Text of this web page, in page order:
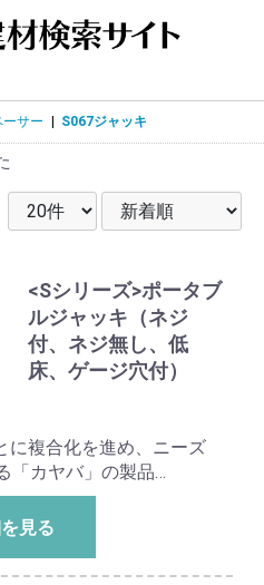
サー | S067ジャッキ
<Sシリーズ>ポータブ
ルジャッキ（ネジ
付、ネジ無し、低
床、ゲージ穴付）
に複合化を進め、ニーズ
「カヤバ」の製品…
見る